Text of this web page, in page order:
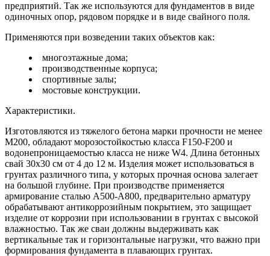
предприятий. Так же используются для фундаментов в виде
одиночных опор, рядовом порядке и в виде свайного поля.
Применяются при возведении таких объектов как:
многоэтажные дома;
производственные корпуса;
спортивные залы;
мостовые конструкции.
Характеристики.
Изготовляются из тяжелого бетона марки прочности не менее
М200, обладают морозостойкостью класса F150-F200 и
водонепроницаемостью класса не ниже W4. Длина бетонных
свай 30х30 см от 4 до 12 м. Изделия может использоваться в
грунтах различного типа, у которых прочная основа залегает
на большой глубине. При производстве применяется
армирование сталью А500-А800, предварительно арматуру
обрабатывают антикоррозийным покрытием, это защищает
изделие от коррозии при использовании в грунтах с высокой
влажностью. Так же сваи должны выдерживать как
вертикальные так и горизонтальные нагрузки, что важно при
формирования фундамента в плавающих грунтах.